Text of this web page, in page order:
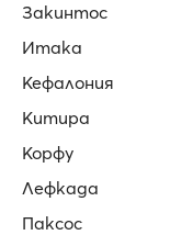
Закинтос
Итака
Кефалония
Китира
Корфу
Лефкада
Паксос